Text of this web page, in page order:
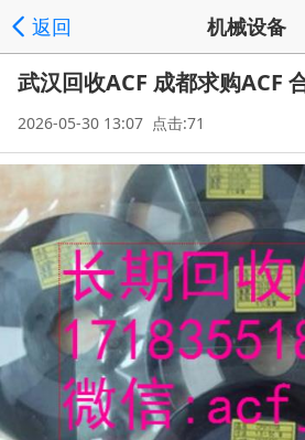
返回 机械设备
武汉回收ACF 成都求购ACF
2026-05-30 13:07 点击:71